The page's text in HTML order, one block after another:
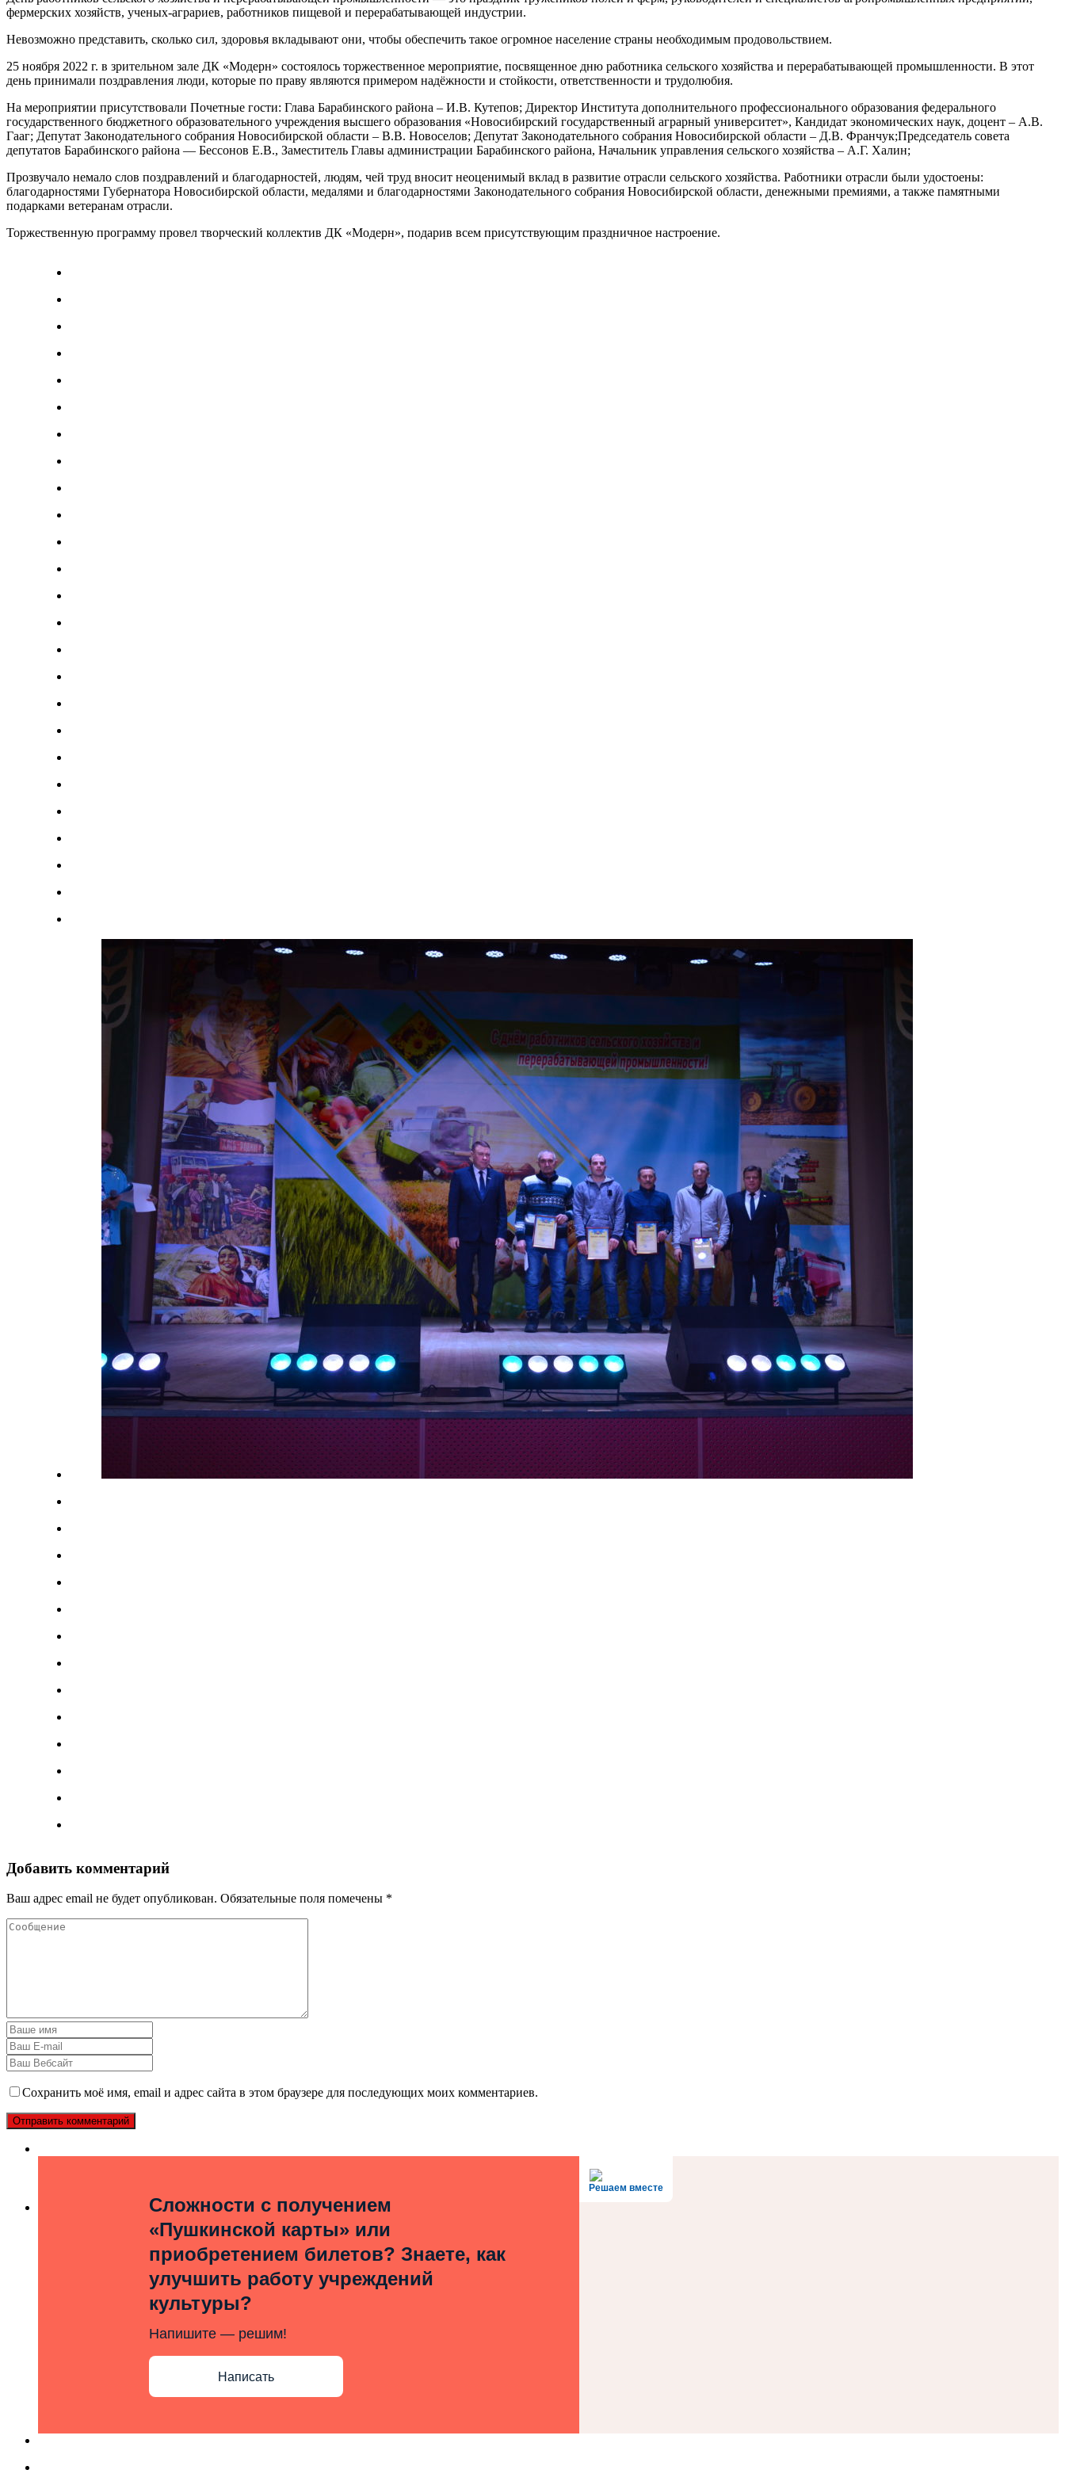
фермерских хозяйств, ученых-аграриев, работников пищевой и перерабатывающей индустрии.
Невозможно представить, сколько сил, здоровья вкладывают они, чтобы обеспечить такое огромное население страны необходимым продовольствием.
25 ноября 2022 г. в зрительном зале ДК «Модерн» состоялось торжественное мероприятие, посвященное дню работника сельского хозяйства и перерабатывающей промышленности. В этот
день принимали поздравления люди, которые по праву являются примером надёжности и стойкости, ответственности и трудолюбия.
На мероприятии присутствовали Почетные гости: Глава Барабинского района – И.В. Кутепов; Директор Института дополнительного профессионального образования федерального
государственного бюджетного образовательного учреждения высшего образования «Новосибирский государственный аграрный университет», Кандидат экономических наук, доцент – А.В.
Гааг; Депутат Законодательного собрания Новосибирской области – В.В. Новоселов; Депутат Законодательного собрания Новосибирской области – Д.В. Франчук;Председатель совета
депутатов Барабинского района — Бессонов Е.В., Заместитель Главы администрации Барабинского района, Начальник управления сельского хозяйства – А.Г. Халин;
Прозвучало немало слов поздравлений и благодарностей, людям, чей труд вносит неоценимый вклад в развитие отрасли сельского хозяйства. Работники отрасли были удостоены:
благодарностями Губернатора Новосибирской области, медалями и благодарностями Законодательного собрания Новосибирской области, денежными премиями, а также памятными
подарками ветеранам отрасли.
Торжественную программу провел творческий коллектив ДК «Модерн», подарив всем присутствующим праздничное настроение.
Добавить комментарий
Ваш адрес email не будет опубликован. Обязательные поля помечены *
Сохранить моё имя, email и адрес сайта в этом браузере для последующих моих комментариев.
Решаем вместе
Сложности с получением
«Пушкинской карты» или
приобретением билетов? Знаете, как
улучшить работу учреждений
культуры?
Напишите — решим!
Написать